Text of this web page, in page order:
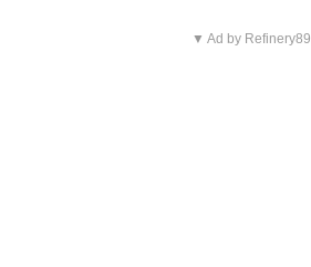
▼ Ad by Refinery89